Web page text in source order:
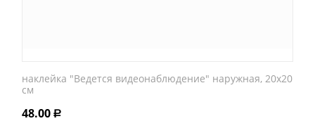
наклейка "Ведется видеонаблюдение" наружная, 20х20
см
48.00 Р